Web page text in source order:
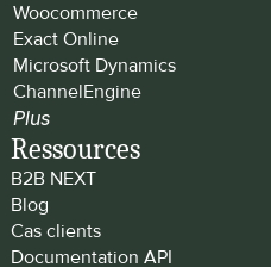
Woocommerce
Exact Online
Microsoft Dynamics
ChannelEngine
Plus
Ressources
B2B NEXT
Blog
Cas clients
Documentation API